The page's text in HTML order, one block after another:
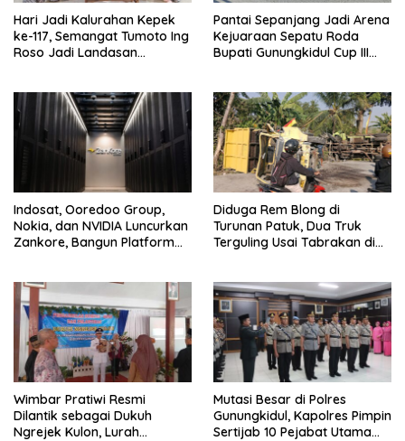
Hari Jadi Kalurahan Kepek
ke-117, Semangat Tumoto Ing
Roso Jadi Landasan
Pantai Sepanjang Jadi Arena
Kejuaraan Sepatu Roda
Bupati Gunungkidul Cup III
Tourism
Indosat, Ooredoo Group,
Nokia, dan NVIDIA Luncurkan
Zankore, Bangun Platform
Diduga Rem Blong di
Turunan Patuk, Dua Truk
Terguling Usai Tabrakan di
Wimbar Pratiwi Resmi
Dilantik sebagai Dukuh
Ngrejek Kulon, Lurah
Mutasi Besar di Polres
Gunungkidul, Kapolres Pimpin
Sertijab 10 Pejabat Utama